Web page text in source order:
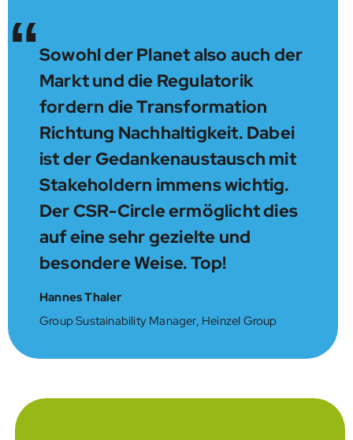
“Sowohl der Planet also auch der
Markt und die Regulatorik
fordern die Transformation
Richtung Nachhaltigkeit. Dabei
ist der Gedankenaustausch mit
Stakeholdern immens wichtig.
Der CSR-Circle ermöglicht dies
auf eine sehr gezielte und
besondere Weise. Top!
Hannes Thaler
Group Sustainability Manager, Heinzel Group